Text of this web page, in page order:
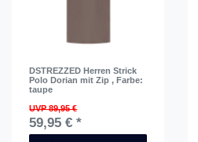
DSTREZZED Herren Strick
Polo Dorian mit Zip, Farbe:
taupe
UVP 89,95 €
59,95 € *